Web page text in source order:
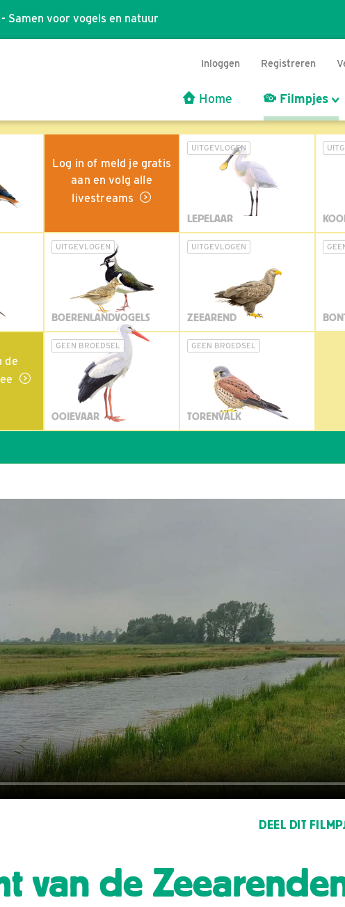
- Samen voor vogels en natuur
Inloggen Registreren
Home Filmpjes
Log in of meld je gratis
aan en volg alle
livestreams
UITGEVLOGEN
LEPELAAR
UITGEVLOGEN
BOERENLANDVOGELS
UITGEVLOGEN
ZEEAREND
de
GEEN BROEDSEL
OOIEVAAR
GEEN BROEDSEL
TORENVALK
DEEL DIT
van de